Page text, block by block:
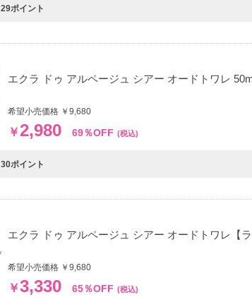
29ポイント
エクラ ドゥ アルページュ シアー オードトワレ
希望小売価格 ￥9,680
￥2,980 69％OFF (税込)
30ポイント
エクラ ドゥ アルページュ シアー オードトワレ【
希望小売価格 ￥9,680
￥3,330 65％OFF (税込)